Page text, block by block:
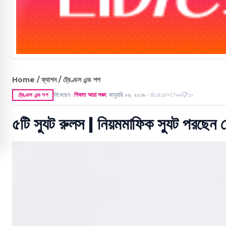
Home / ফ্যাশন / ট্রেণ্ডস এন্ড শপ
ট্রেণ্ডস এন্ড শপ লিখেছেন ● শিফাত আরা সঞ্চা,জানুয়ারি ০৬, ২০১৯ ● ১৪১৪৭ ৯৬ ১০
৫টি স্যুট রুলস | নিয়মমাফিক স্যুট পরছেন